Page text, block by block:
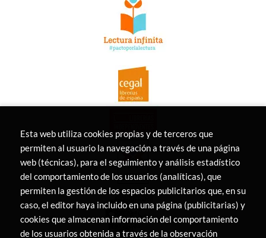
Esta web utiliza cookies propias y de terceros que
permiten al usuario la navegación a través de una página
web (técnicas), para el seguimiento y análisis estadístico
del comportamiento de los usuarios (analíticas), que
permiten la gestión de los espacios publicitarios que, en su
caso, el editor haya incluido en una página (publicitarias) y
cookies que almacenan información del comportamiento
de los usuarios obtenida a través de la observación